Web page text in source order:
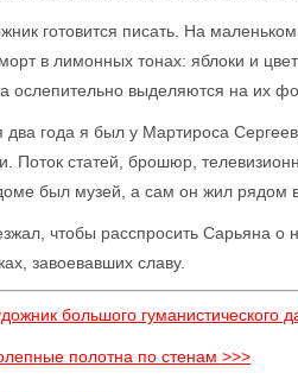
готовится писать. На
в лимонных тонах: яблоки и
ослепительно выделяются на их
два года я был у Мартироса
Поток статей, брошюр,
был музей, а сам он жил рядом
чтобы расспросить Сарьяна о
завоевавших славу.
большого гуманистического
полотна по стенам >>>